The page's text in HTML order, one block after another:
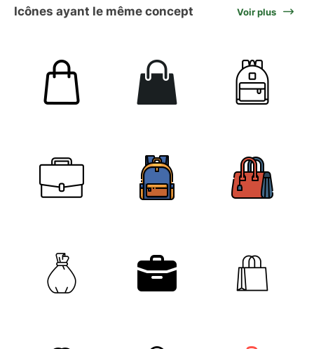
Icônes ayant le même concept Voir plus